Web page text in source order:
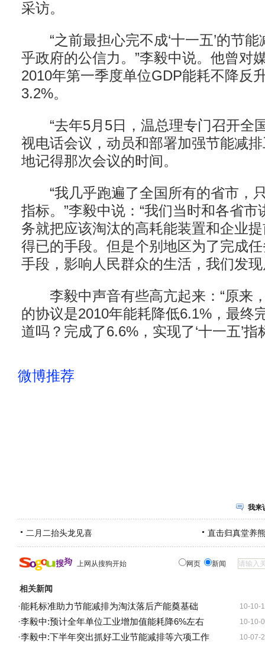
采访。
“之前最担心完不成‘十一五’的节能
乎政府的公信力。”李毅中说。他曾对
2010年第一季度单位GDP能耗不降反
3.2%。
“去年5月5日，温总理专门召开全
视电话会议，动员和部署加强节能减
地记得那次会议的时间。
“我几乎跑遍了全国所有的省市，只
指标。”李毅中说：“我们当时和各省市
务就把应该淘汰的高耗能装置和企业
得已的手段。但是个别地区为了完成
手段，影响人民群众的生活，我们发
李毅中声音有些高亢起来：“原来
的协议是2010年能耗降低6.1%，最终
道吗？完成了6.6%，实现了‘十一五’指
微博推荐
我来
二月二抬头龙见喜 直击归真堂养
上网从搜狗开始 网页 新闻
相关新闻
10-10-
·能耗标准助力节能减排为淘汰落后产能奠基础
10-10-
·李毅中:预计全年单位工业增加值能耗降6%左右
10-07-
·李毅中:下半年突出抓好工业节能减排等六项工作